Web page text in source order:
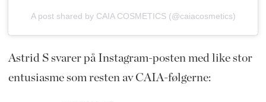
A post shared by CAIA COSMETICS (@caiacosmetics)
Astrid S svarer på Instagram-posten med like stor
entusiasme som resten av CAIA-følgerne: